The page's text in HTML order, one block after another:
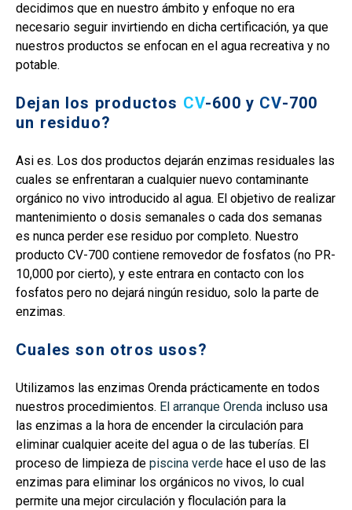
decidimos que en nuestro ámbito y enfoque no era
necesario seguir invirtiendo en dicha certificación, ya que
nuestros productos se enfocan en el agua recreativa y no
potable.
Dejan los productos CV-600 y CV-700
un residuo?
Asi es. Los dos productos dejarán enzimas residuales las
cuales se enfrentaran a cualquier nuevo contaminante
orgánico no vivo introducido al agua. El objetivo de realizar
mantenimiento o dosis semanales o cada dos semanas
es nunca perder ese residuo por completo. Nuestro
producto CV-700 contiene removedor de fosfatos (no PR-
10,000 por cierto), y este entrara en contacto con los
fosfatos pero no dejará ningún residuo, solo la parte de
enzimas.
Cuales son otros usos?
Utilizamos las enzimas Orenda prácticamente en todos
nuestros procedimientos. El arranque Orenda incluso usa
las enzimas a la hora de encender la circulación para
eliminar cualquier aceite del agua o de las tuberías. El
proceso de limpieza de piscina verde hace el uso de las
enzimas para eliminar los orgánicos no vivos, lo cual
permite una mejor circulación y floculación para la